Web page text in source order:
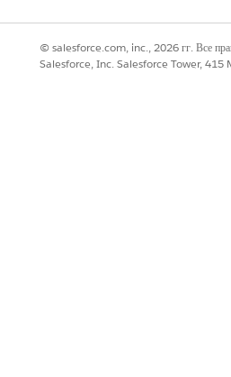
© salesforce.com, inc., 2026 гг. Все
Salesforce, Inc. Salesforce Tower, 415